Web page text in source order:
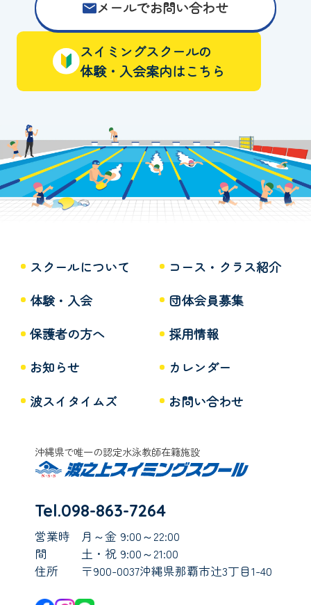
メールでお問い合わせ
スイミングスクールの
体験・入会案内はこちら
スクールについて
コース・クラス紹介
体験・入会
団体会員募集
保護者の方へ
採用情報
お知らせ
カレンダー
波スイタイムズ
お問い合わせ
沖縄県で唯一の認定水泳教師在籍施設
Tel.098-863-7264
営業時
間
月～金 9:00～22:00
土・祝 9:00～21:00
住所
〒900-0037沖縄県那覇市辻3丁目1-40